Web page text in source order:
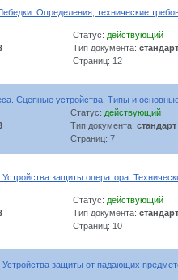
Определения, технические
Статус: действующий
Тип документа: стандарт
Страниц: 12
Сцепные устройства. Типы и
Статус: действующий
Тип документа: стандарт
Страниц: 7
защиты оператора.
Статус: действующий
Тип документа: стандарт
Страниц: 10
защиты от падающих